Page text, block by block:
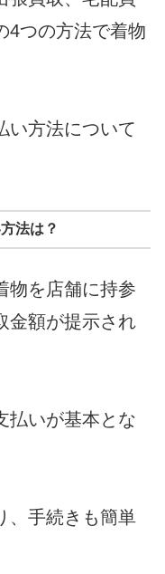
4つの方法で着物
い方法について
法は？
物を店舗に持参
金額が提示され
払いが基本とな
、手続きも簡単